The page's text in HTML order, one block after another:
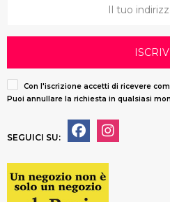
Con l'iscrizione accetti di ricevere
Puoi annullare la richiesta in qualsiasi
SEGUICI SU: